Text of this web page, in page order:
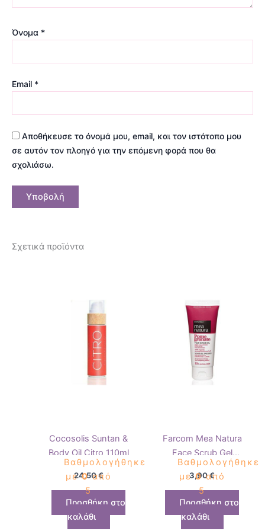
Όνομα *
Email *
Αποθήκευσε το όνομά μου, email, και τον ιστότοπο μου
σε αυτόν τον πλοηγό για την επόμενη φορά που θα
σχολιάσω.
Σχετικά προϊόντα
Cocosolis Suntan &
Body Oil Citro 110ml
Βαθμολογήθηκε
με0από
5
24,50€
Προσθήκη στο
καλάθι
Farcom Mea Natura
Face Scrub Gel
Pomegranate 100ml
Βαθμολογήθηκε
με0από
5
3,90€
Προσθήκη στο
καλάθι